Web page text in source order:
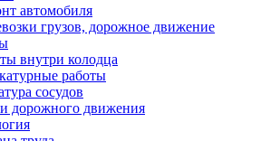
автомобиля
грузов, дорожное движение
внутри колодца
работы
сосудов
дорожного движения